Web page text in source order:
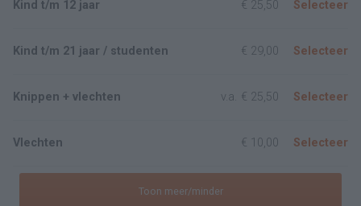
Kind t/m 12 jaar € 25,50 Selecteer
Kind t/m 21 jaar / studenten € 29,00 Selecteer
Knippen + vlechten v.a. € 25,50 Selecteer
Vlechten € 10,00 Selecteer
Toon meer/minder